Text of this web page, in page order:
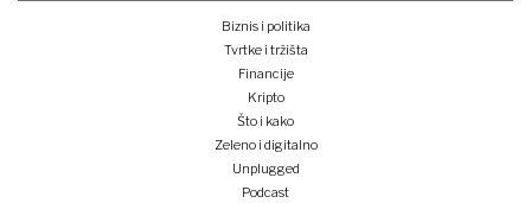
Biznis i politika
Tvrtke i tržišta
Financije
Kripto
Što i kako
Zeleno i digitalno
Unplugged
Podcast